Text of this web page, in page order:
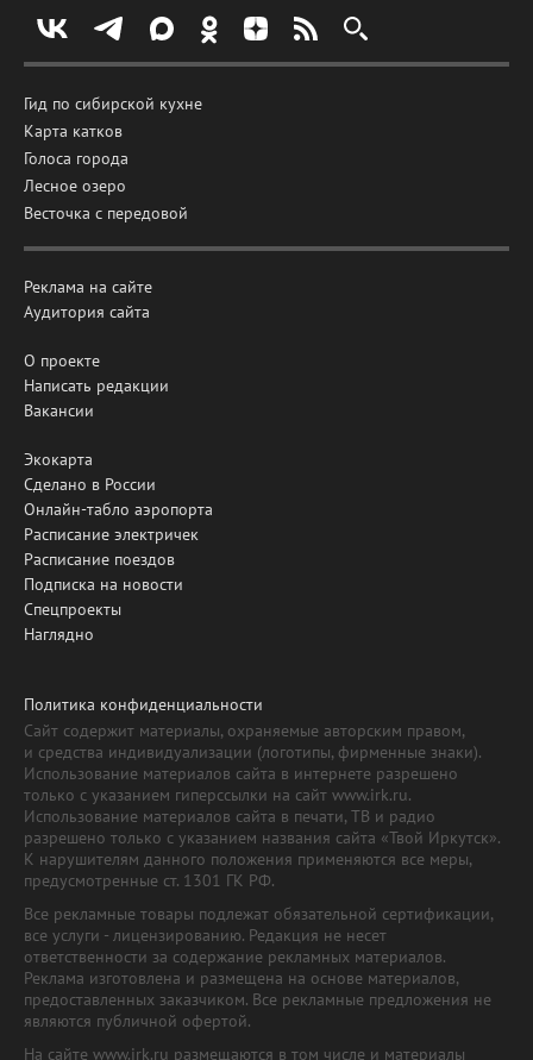
Гид по сибирской кухне
Карта катков
Голоса города
Лесное озеро
Весточка с передовой
Реклама на сайте
Аудитория сайта
О проекте
Написать редакции
Вакансии
Экокарта
Сделано в России
Онлайн-табло аэропорта
Расписание электричек
Расписание поездов
Подписка на новости
Спецпроекты
Наглядно
Политика конфиденциальности
Сайт содержит материалы, охраняемые авторским правом,
и средства индивидуализации (логотипы, фирменные знаки).
Использование материалов сайта в интернете разрешено
только с указанием гиперссылки на сайт www.irk.ru.
Использование материалов сайта в печати, ТВ и радио
разрешено только с указанием названия сайта «Твой Иркутск».
К нарушителям данного положения применяются все меры,
предусмотренные ст. 1301 ГК РФ.
Все рекламные товары подлежат обязательной сертификации,
все услуги - лицензированию. Редакция не несет
ответственности за содержание рекламных материалов.
Реклама изготовлена и размещена на основе материалов,
предоставленных заказчиком. Все рекламные предложения не
являются публичной офертой.
На сайте www.irk.ru размещаются в том числе и материалы